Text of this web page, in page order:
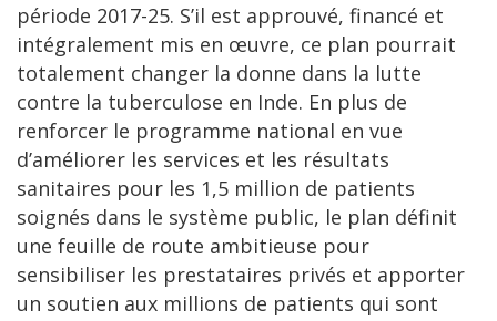
période 2017-25. S’il est approuvé, financé et
intégralement mis en œuvre, ce plan pourrait
totalement changer la donne dans la lutte
contre la tuberculose en Inde. En plus de
renforcer le programme national en vue
d’améliorer les services et les résultats
sanitaires pour les 1,5 million de patients
soignés dans le système public, le plan définit
une feuille de route ambitieuse pour
sensibiliser les prestataires privés et apporter
un soutien aux millions de patients qui sont